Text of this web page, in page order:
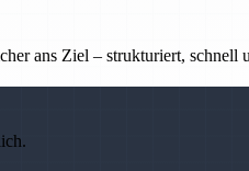
ans Ziel – strukturiert, schnell